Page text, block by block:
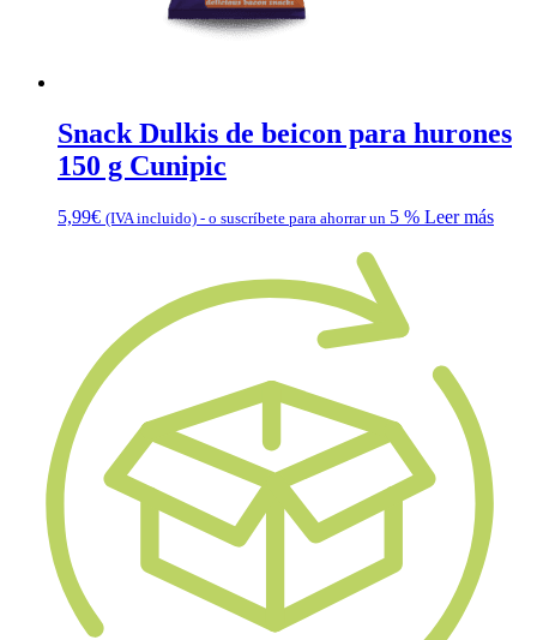
Snack Dulkis de beicon para hurones
150 g Cunipic
5,99€ (IVA incluido) - o suscríbete para ahorrar un 5 % Leer más